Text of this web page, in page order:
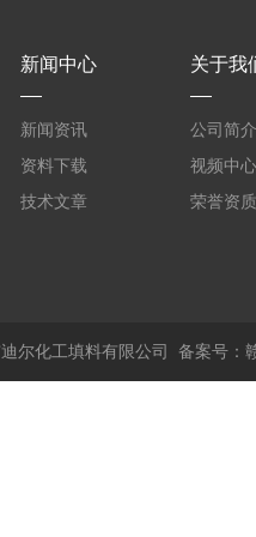
新闻中心
新闻资讯
资料下载
技术文章
关于我
公司简介
视频中心
荣誉资质
尔化工填料有限公司 备案号：